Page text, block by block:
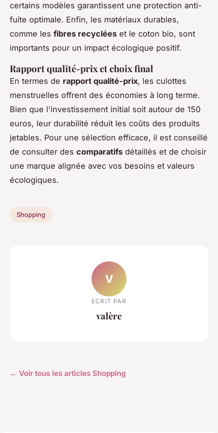
certains modèles garantissent une protection anti-
fuite optimale. Enfin, les matériaux durables,
comme les fibres recyclées et le coton bio, sont
importants pour un impact écologique positif.
Rapport qualité-prix et choix final
En termes de rapport qualité-prix, les culottes
menstruelles offrent des économies à long terme.
Bien que l'investissement initial soit autour de 150
euros, leur durabilité réduit les coûts des produits
jetables. Pour une sélection efficace, il est conseillé
de consulter des comparatifs détaillés et de choisir
une marque alignée avec vos besoins et valeurs
écologiques.
Shopping
V
ECRIT PAR
valère
← Voir tous les articles Shopping